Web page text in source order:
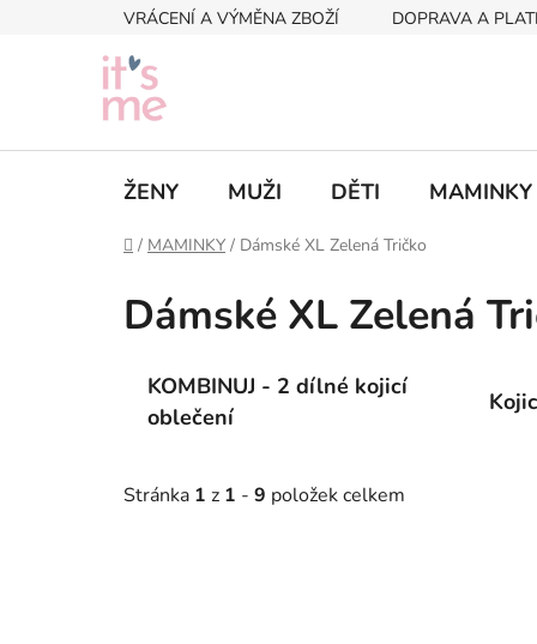
VRÁCENÍ A VÝMĚNA ZBOŽÍ DOPRAVA A
ŽENY MUŽI DĚTI MAMINKY
Domů
/ MAMINKY / Dámské XL Zelená Tričko
Dámské XL Zelená
KOMBINUJ - 2 dílné kojicí
oblečení
Stránka 1 z 1 - 9 položek celkem